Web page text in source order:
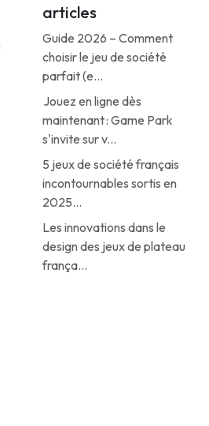
articles
Guide 2026 – Comment
choisir le jeu de société
parfait (e...
Jouez en ligne dès
maintenant : Game Park
s'invite sur v...
5 jeux de société français
incontournables sortis en
2025...
Les innovations dans le
design des jeux de plateau
frança...